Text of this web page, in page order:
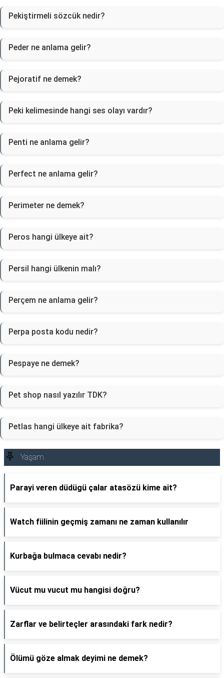
Pekiştirmeli sözcük nedir?
Peder ne anlama gelir?
Pejoratif ne demek?
Peki kelimesinde hangi ses olayı vardır?
Penti ne anlama gelir?
Perfect ne anlama gelir?
Perimeter ne demek?
Peros hangi ülkeye ait?
Persil hangi ülkenin malı?
Perçem ne anlama gelir?
Perpa posta kodu nedir?
Pespaye ne demek?
Pet shop nasıl yazılır TDK?
Petlas hangi ülkeye ait fabrika?
Yaşam
Parayi veren düdügü çalar atasözü kime ait?
Watch fiilinin geçmiş zamanı ne zaman kullanılır
Kurbağa bulmaca cevabı nedir?
Vücut mu vucut mu hangisi doğru?
Zarflar ve belirteçler arasındaki fark nedir?
Ölümü göze almak deyimi ne demek?